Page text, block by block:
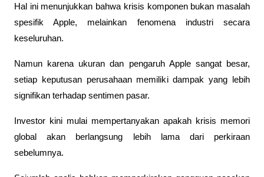
Hal ini menunjukkan bahwa krisis komponen bukan masalah
spesifik Apple, melainkan fenomena industri secara
keseluruhan.
Namun karena ukuran dan pengaruh Apple sangat besar,
setiap keputusan perusahaan memiliki dampak yang lebih
signifikan terhadap sentimen pasar.
Investor kini mulai mempertanyakan apakah krisis memori
global akan berlangsung lebih lama dari perkiraan
sebelumnya.